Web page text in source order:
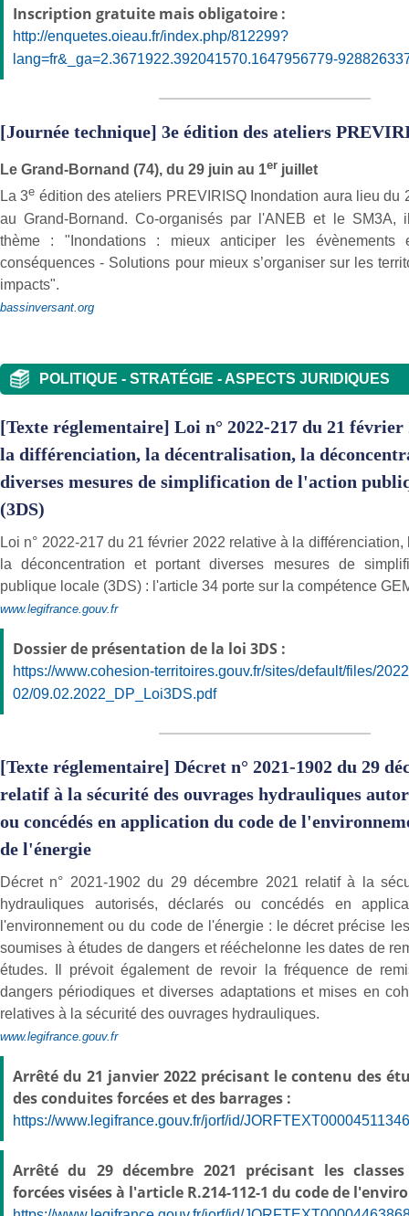
Inscription gratuite mais obligatoire :
http://enquetes.oieau.fr/index.php/812299?
lang=fr&_ga=2.3671922.392041570.1647956779-
[Journée technique] 3e édition des ateliers
Le Grand-Bornand (74), du 29 juin au 1er juillet
La 3e édition des ateliers PREVIRISQ Inondation aura lieu du
au Grand-Bornand. Co-organisés par l'ANEB et le SM3A,
thème : "Inondations : mieux anticiper les évènements
conséquences - Solutions pour mieux s’organiser sur les
impacts".
bassinversant.org
POLITIQUE - STRATÉGIE - ASPECTS JURIDIQUES
[Texte réglementaire] Loi n° 2022-217 du 21 février
la différenciation, la décentralisation, la
diverses mesures de simplification de l'action
(3DS)
Loi n° 2022-217 du 21 février 2022 relative à la
la déconcentration et portant diverses mesures de
publique locale (3DS) : l'article 34 porte sur la compétence
www.legifrance.gouv.fr
Dossier de présentation de la loi 3DS :
https://www.cohesion-territoires.gouv.fr/sites/default/files/
02/09.02.2022_DP_Loi3DS.pdf
[Texte réglementaire] Décret n° 2021-1902 du 29
relatif à la sécurité des ouvrages hydrauliques
ou concédés en application du code de
de l'énergie
Décret n° 2021-1902 du 29 décembre 2021 relatif à la
hydrauliques autorisés, déclarés ou concédés en
l'environnement ou du code de l'énergie : le décret précise
soumises à études de dangers et rééchelonne les dates de
études. Il prévoit également de revoir la fréquence de
dangers périodiques et diverses adaptations et mises en
relatives à la sécurité des ouvrages hydrauliques.
www.legifrance.gouv.fr
Arrêté du 21 janvier 2022 précisant le contenu des
des conduites forcées et des barrages :
https://www.legifrance.gouv.fr/jorf/id/
Arrêté du 29 décembre 2021 précisant les
forcées visées à l'article R.214-112-1 du code de